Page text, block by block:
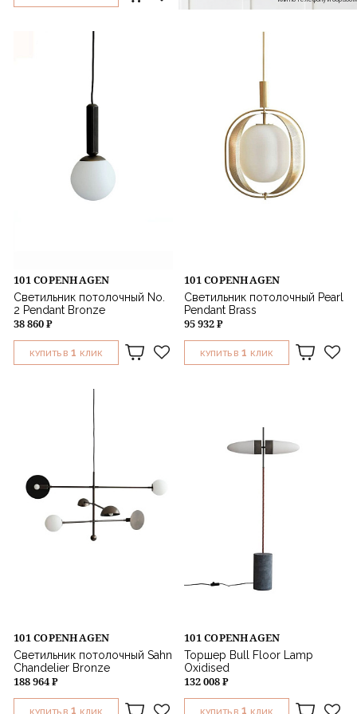
101 COPENHAGEN
Светильник потолочный No.
2 Pendant Bronze
38 860 ₽
КУПИТЬ В 1 КЛИК
101 COPENHAGEN
Светильник потолочный Pearl
Pendant Brass
95 932 ₽
КУПИТЬ В 1 КЛИК
101 COPENHAGEN
Светильник потолочный Sahn
Chandelier Bronze
188 964 ₽
КУПИТЬ В 1 КЛИК
101 COPENHAGEN
Торшер Bull Floor Lamp
Oxidised
132 008 ₽
КУПИТЬ В 1 КЛИК